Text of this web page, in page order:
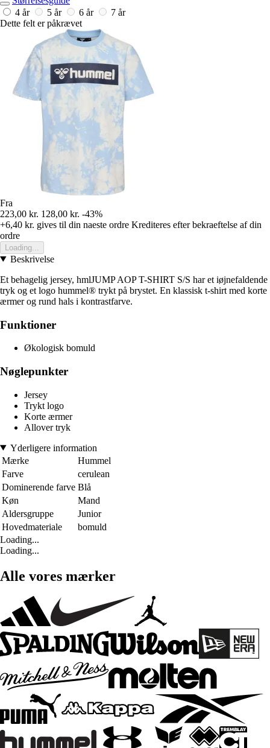
4 år
5 år 6 år
7 år
Dette felt er påkrævet
Fra
223,00 kr. 128,00 kr. -43%
+6,40 kr. gives til din naeste ordre Krediteres efter bekraeftelse af din
ordre
Loading...
Beskrivelse
Et behagelig jersey, hmlJUMP AOP T-SHIRT S/S har et iøjnefaldende
tryk og et logo hummel® trykt på brystet. En klassisk t-shirt med korte
ærmer og rund hals i kontrastfarve.
Funktioner
Økologisk bomuld
Nøglepunkter
Jersey
Trykt logo
Korte ærmer
Allover tryk
Yderligere information
Mærke
Hummel
Farve
cerulean
Dominerende farve Blå
Køn
Mand
Aldersgruppe
Junior
Hovedmateriale
bomuld
Loading...
Loading...
Alle vores mærker